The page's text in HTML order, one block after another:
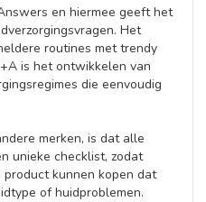
en hiermee geeft het
Het
routines met trendy
is het ontwikkelen van
die eenvoudig
merken, is dat alle
unieke checklist, zodat
kunnen kopen dat
of huidproblemen.